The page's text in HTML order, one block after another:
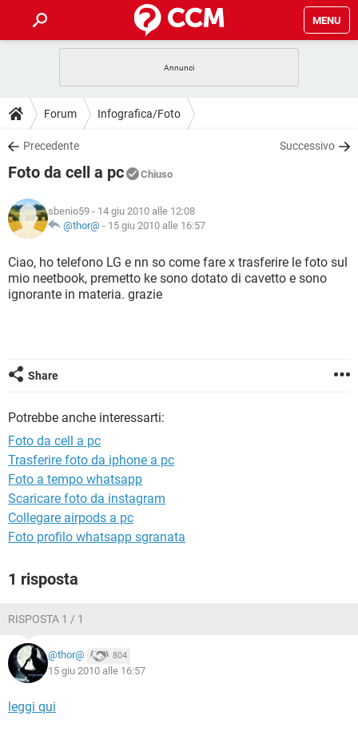
MENU
INTRATTENIMENTO ANDROID
iOS
INSTAGRAM
TIKTOK
HARDWARE
GUIDE
COVID-19
INSTAGRAM WHATSAPP
TIKTOK
HARDWARE
DOWNLOAD
COVID-19
INTRATTENIMENTO
iOS WINDOWS 10
INSTAGRAM WHATSAPP
TIKTOK FACEBOOK
COVID-19 GAMING
INTRATTENIMENTO
iOS WINDOWS 10
INSTAGRAM
GLOSSARIO
COVID-19 GAMING
INTRATTENIMENTO ANDROID
TIKTOK
Forum Infografica/Foto
Precedente Successivo
Foto da cell a pc Chiuso
sbenio59 - 14 giu 2010 alle 12:08
@thor@ - 15 giu 2010 alle 16:57
Ciao, ho telefono LG e nn so come fare x trasferire le foto sul
mio neetbook, premetto ke sono dotato di cavetto e sono
ignorante in materia. grazie
Share
Potrebbe anche interessarti:
Foto da cell a pc
Trasferire foto da iphone a pc
Foto a tempo whatsapp
Scaricare foto da instagram
Collegare airpods a pc
Foto profilo whatsapp sgranata
1 risposta
RISPOSTA 1 / 1
@thor@ 804
15 giu 2010 alle 16:57
leggi qui